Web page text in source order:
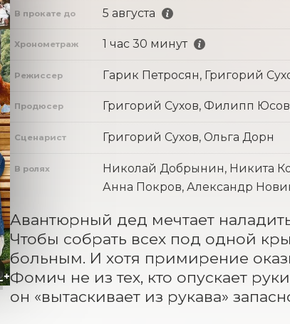
В прокате до 5 августа
Хронометраж 1 час 30 минут
Режиссер Гарик Петросян, Григорий
Продюсер Григорий Сухов, Филипп
Сценарист Григорий Сухов, Ольга Дорн
В ролях
Николай Добрынин, Никита
Анна Покров, Александр
Авантюрный дед мечтает
Чтобы собрать всех под одной
больным. И хотя примирение
Фомич не из тех, кто опускает
он «вытаскивает из рукава»